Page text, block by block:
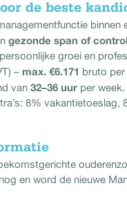
de beste
gezonde span of control
groei en
– max. €6.171 bruto per
van 32–36 uur per week.
8%
en word de nieuwe